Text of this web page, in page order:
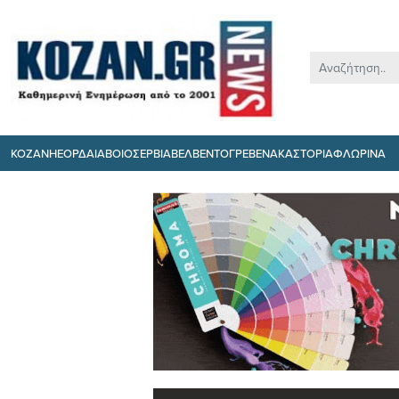
ΚΟΖΑΝΗΕΟΡΔΑΙΑΒΟΙΟΣΕΡΒΙΑΒΕΛΒΕΝΤΟΓΡΕΒΕΝΑΚΑΣΤΟΡΙΑΦΛΩΡΙΝΑ